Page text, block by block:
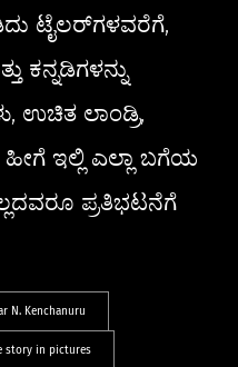
ಟೈಲರ್‌ಗಳವರೆಗೆ,
ಕನ್ನಡಿಗಳನ್ನು
ಉಚಿತ ಲಾಂಡ್ರಿ,
ಇಲ್ಲಿ ಎಲ್ಲಾ ಬಗೆಯ
ಪ್ರತಿಭಟನೆಗೆ
N. Kenchanuru
story in pictures